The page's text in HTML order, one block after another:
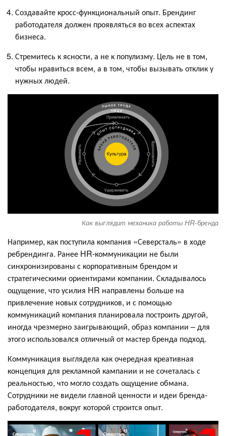
Создавайте кросс-функциональный опыт. Брендинг
работодателя должен проявляться во всех аспектах
бизнеса.
Стремитесь к ясности, а не к популизму. Цель не в том,
чтобы нравиться всем, а в том, чтобы вызывать отклик у
нужных людей.
Как выглядит механика работы HR-бренда
Например, как поступила компания «Северсталь» в ходе
ребрендинга. Ранее HR-коммуникации не были
синхронизированы с корпоративным брендом и
стратегическими ориентирами компании. Складывалось
ощущение, что усилия HR направлены больше на
привлечение новых сотрудников, и с помощью
коммуникаций компания планировала построить другой,
иногда чрезмерно заигрывающий, образ компании – для
этого использовался отличный от мастер бренда подход.
Коммуникация выглядела как очередная креативная
концепция для рекламной кампании и не сочеталась с
реальностью, что могло создать ощущение обмана.
Сотрудники не видели главной ценности и идеи бренда-
работодателя, вокруг которой строится опыт.